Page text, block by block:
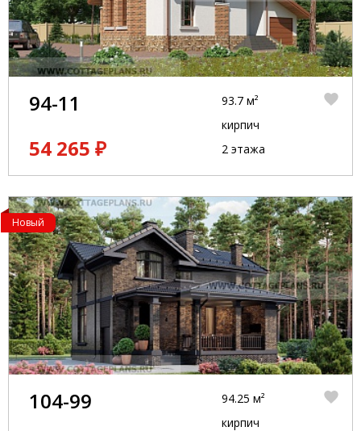
94-11
54 265 ₽
93.7 м²
кирпич
2 этажа
Новый
104-99
94.25 м²
кирпич